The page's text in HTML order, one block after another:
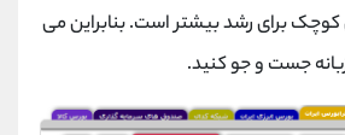
برای رشد بیشتر است. بنابراین می
زبانه جست و جو کنید.